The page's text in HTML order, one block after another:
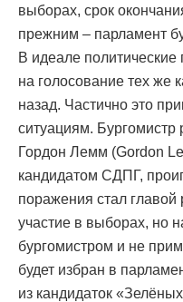
выборах, срок
прежним – парламент
В идеале
на голосование тех же
назад. Частично это
ситуациям.
Гордон Лемм (Gordon
кандидатом СДПГ,
поражения стал
участие в выборах, но
бургомистром и не
будет избран в
из кандидаток